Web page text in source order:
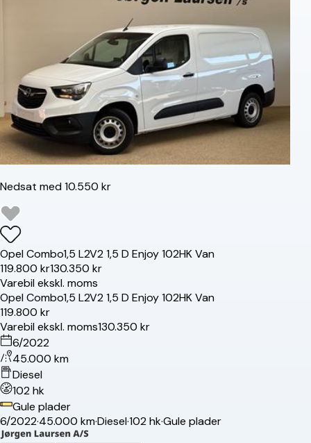
Nedsat med 10.550 kr
OpelCombo1,5 L2V2 1,5 D Enjoy 102HK Van
119.800 kr130.350 kr
Varebil ekskl. moms
OpelCombo1,5 L2V2 1,5 D Enjoy 102HK Van
119.800 kr
Varebil ekskl. moms130.350 kr
6/2022
45.000 km
Diesel
102 hk
Gule plader
6/2022·45.000 km·Diesel·102 hk·Gule plader